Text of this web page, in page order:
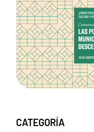
CATEGORÍA